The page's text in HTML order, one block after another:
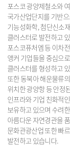
포스코 광양제철소와
국가산업단지를 기반
기능성화학, 첨단신소
클러스터로 발전하고
포스코퓨처엠 등 이차
앵커 기업들을 중심으
클러스터를 형성하고
또한 동북아 해운물류
위치한 광양항 등 안정
인프라와 기업 친화적
보유하고 있으며 수려
아름다운 자연경관을
문화관광산업 또한 빠
발전하고 있습니다.